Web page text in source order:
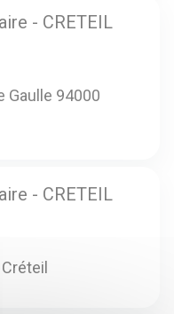
- CRETEIL
Gaulle 94000
- CRETEIL